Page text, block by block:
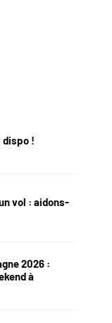
dispo !
vol : aidons-
2026 :
à